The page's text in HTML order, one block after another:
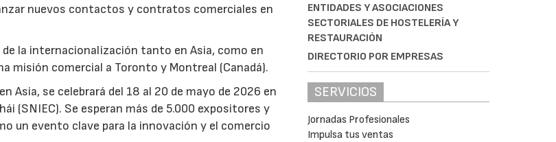
nuevos contactos y contratos comerciales en
la internacionalización tanto en Asia, como en
misión comercial a Toronto y Montreal (Canadá).
Asia, se celebrará del 18 al 20 de mayo de 2026 en
(SNIEC). Se esperan más de 5.000 expositores y
un evento clave para la innovación y el comercio
ENTIDADES Y ASOCIACIONES
SECTORIALES DE HOSTELERÍA Y
RESTAURACIÓN
DIRECTORIO POR EMPRESAS
SERVICIOS
Jornadas Profesionales
Impulsa tus ventas